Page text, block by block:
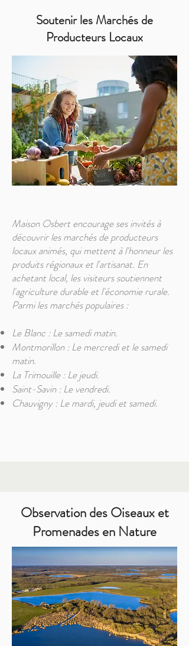
Soutenir les Marchés de
Producteurs Locaux
Maison Osbert encourage ses invités à
découvrir les marchés de producteurs
locaux animés, qui mettent à l'honneur les
produits régionaux et l'artisanat. En
achetant local, les visiteurs soutiennent
l'agriculture durable et l'économie rurale.
Parmi les marchés populaires :
Le Blanc : Le samedi matin.
Montmorillon : Le mercredi et le samedi
matin.
La Trimouille : Le jeudi.
Saint-Savin : Le vendredi.
Chauvigny : Le mardi, jeudi et samedi.
Observation des Oiseaux et
Promenades en Nature